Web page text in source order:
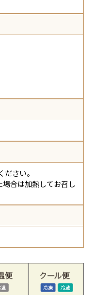
さい。
合は加熱してお召し